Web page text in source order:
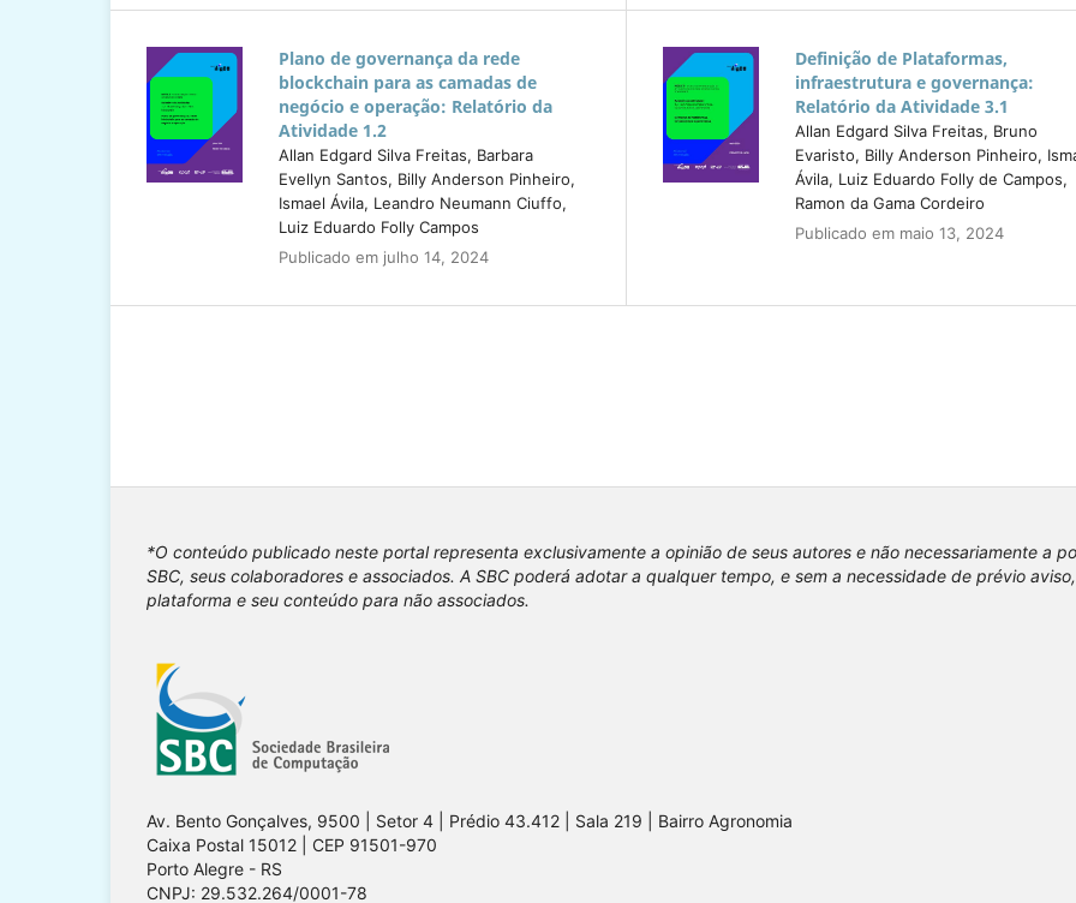
Plano de governança da rede
blockchain para as camadas de
negócio e operação: Relatório da
Atividade 1.2
Allan Edgard Silva Freitas, Barbara
Evellyn Santos, Billy Anderson Pinheiro,
Ismael Ávila, Leandro Neumann Ciuffo,
Luiz Eduardo Folly Campos
Publicado em julho 14, 2024
Definição de Plataformas,
infraestrutura e governança:
Relatório da Atividade 3.1
Allan Edgard Silva Freitas, Bruno
Evaristo, Billy Anderson Pinheiro,
Ávila, Luiz Eduardo Folly de Campos,
Ramon da Gama Cordeiro
Publicado em maio 13, 2024
*O conteúdo publicado neste portal representa exclusivamente a opinião de seus autores e não necessariamente a
SBC, seus colaboradores e associados. A SBC poderá adotar a qualquer tempo, e sem a necessidade de prévio
plataforma e seu conteúdo para não associados.
Av. Bento Gonçalves, 9500 | Setor 4 | Prédio 43.412 | Sala 219 | Bairro Agronomia
Caixa Postal 15012 | CEP 91501-970
Porto Alegre - RS
CNPJ: 29.532.264/0001-78